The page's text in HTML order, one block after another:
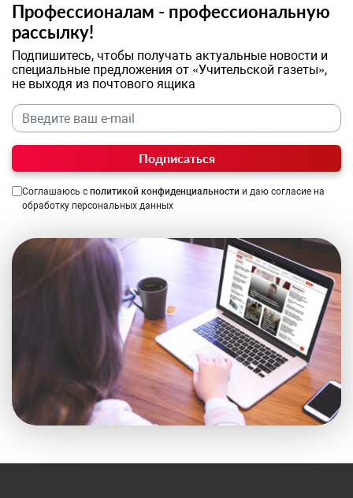
Профессионалам - профессиональную
рассылку!
Подпишитесь, чтобы получать актуальные новости и
специальные предложения от «Учительской газеты»,
не выходя из почтового ящика
Подписаться
Соглашаюсь с политикой конфиденциальности и даю согласие на
обработку персональных данных